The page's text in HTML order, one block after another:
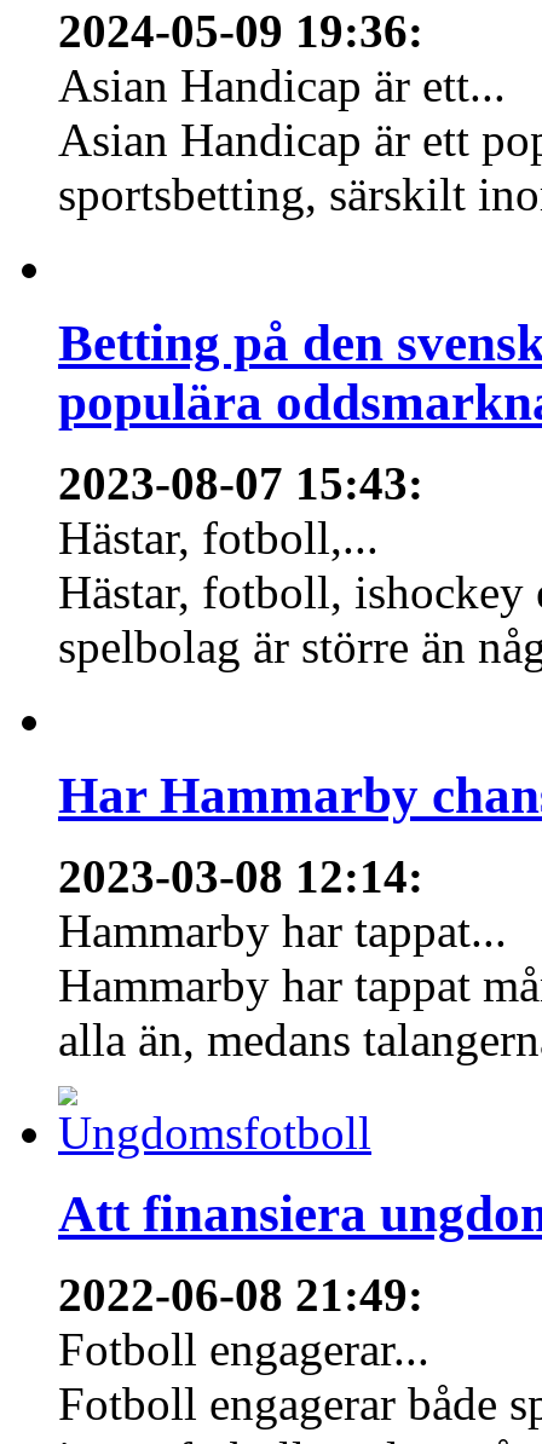
2024-05-09 19:36:
Asian Handicap är ett...
Asian Handicap är ett
sportsbetting, särskilt
Betting på den
populära
2023-08-07 15:43:
Hästar, fotboll,...
Hästar, fotboll,
spelbolag är större än
Har Hammarby
2023-03-08 12:14:
Hammarby har tappat...
Hammarby har tappat
alla än, medans
Att finansiera
2022-06-08 21:49:
Fotboll engagerar...
Fotboll engagerar både